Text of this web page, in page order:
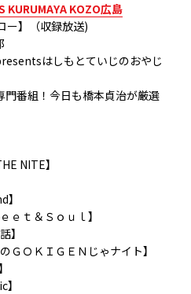
KURUMAYA KOZO広島
ー】（収録放送)
はしもとていじのおやじ
門番組！今日も橋本貞治が厳選
NITE】
ｔ＆Ｓｏｕｌ】
】
ＧＯＫＩＧＥＮじゃナイト】